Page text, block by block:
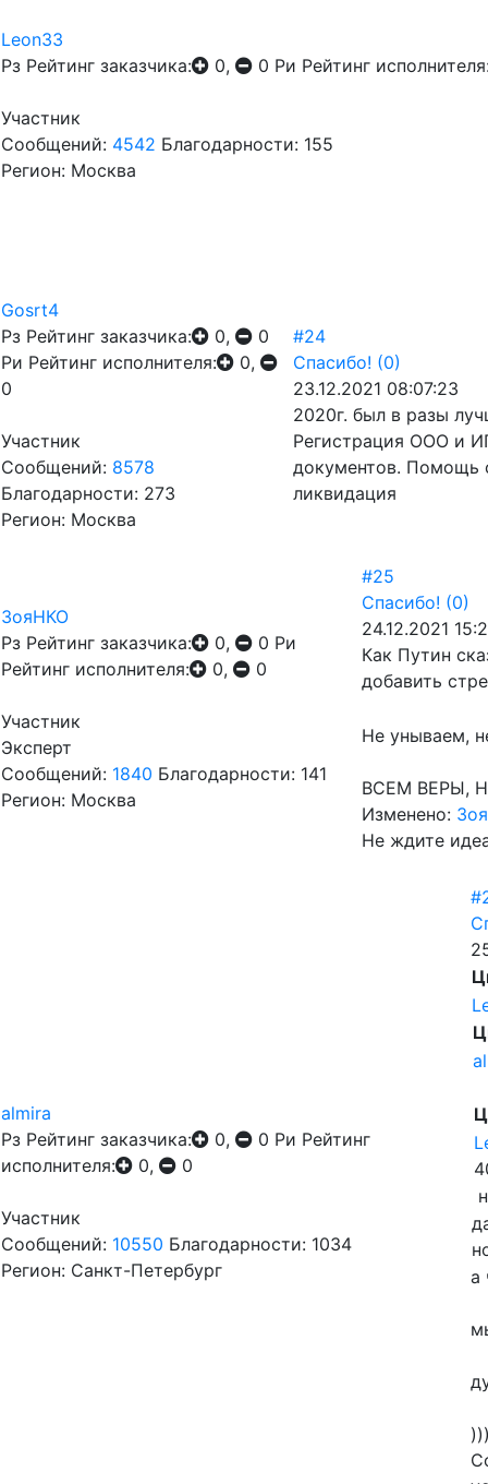
Leon33
Рз Рейтинг заказчика: 0, 0 Ри Рейтинг
Участник
Сообщений: 4542 Благодарности: 155
Регион: Москва
Gosrt4
Рз Рейтинг заказчика: 0,
0
Ри Рейтинг исполнителя:
0,
0
Участник
Сообщений: 8578
Благодарности: 273
Регион: Москва
#24
Спасибо! (0)
23.12.2021 08:07:23
2020г. был в разы
Регистрация ООО и
документов. Помощь
ликвидация
ЗояНКО
Рз Рейтинг заказчика: 0, 0 Ри
Рейтинг исполнителя:
0, 0
Участник
Эксперт
Сообщений: 1840 Благодарности: 141
Регион: Москва
#25
Спасибо! (0)
24.12.2021
Как Путин
добавить
Не унываем,
ВСЕМ ВЕРЫ,
Изменено:
Не ждите
almira
Рз Рейтинг заказчика: 0, 0 Ри Рейтинг
исполнителя:
0, 0
Участник
Сообщений: 10550 Благодарности: 1034
Регион: Санкт-Петербург
а